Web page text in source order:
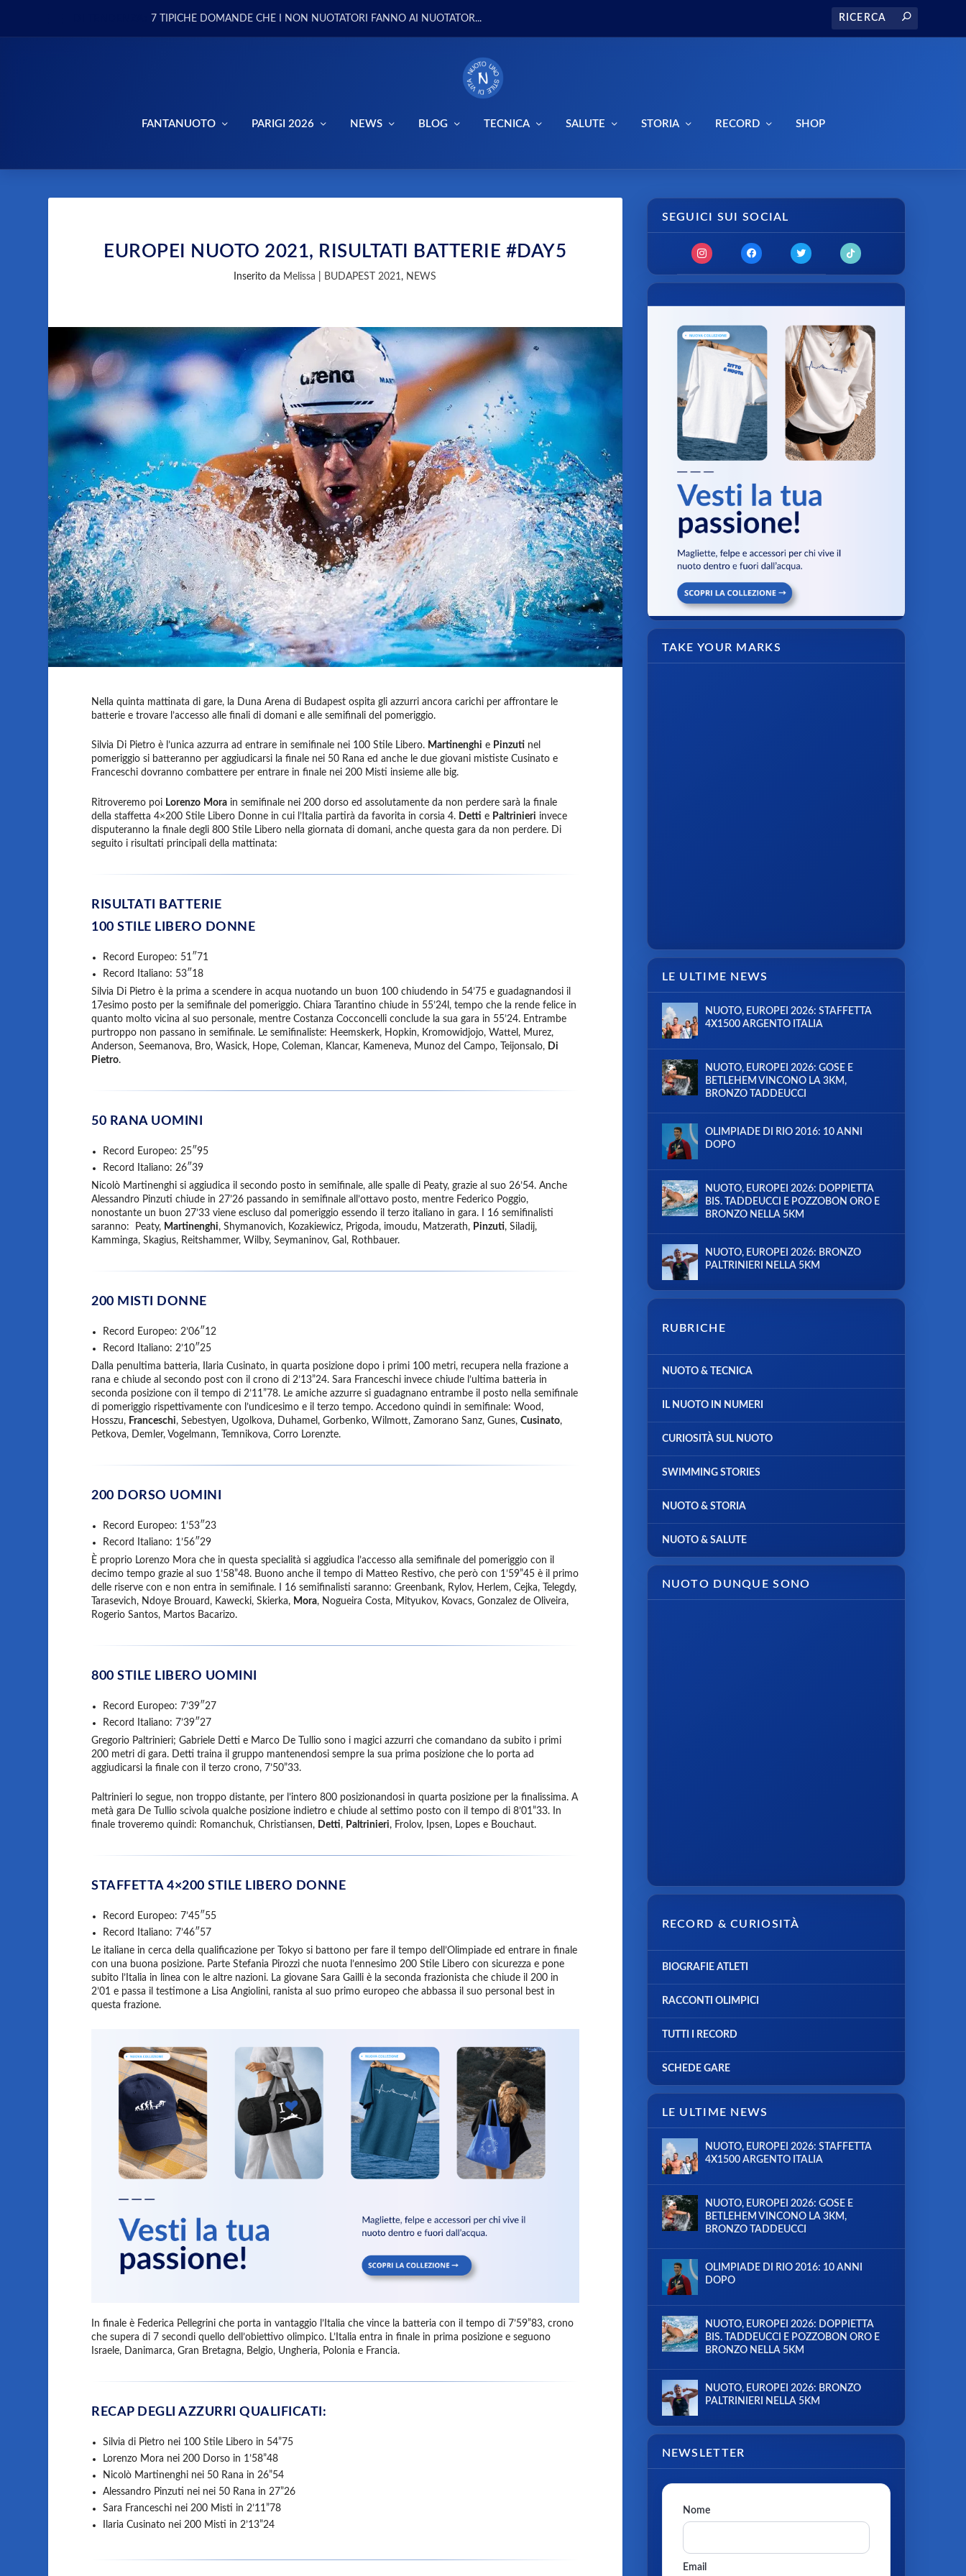
7 TIPICHE DOMANDE CHE I NON NUOTATORI FANNO AI NUOTATOR...
FANTANUOTO PARIGI 2026 NEWS BLOG TECNICA SALUTE STORIA RECORD SHOP
EUROPEI NUOTO 2021, RISULTATI BATTERIE #DAY5
Inserito da Melissa BUDAPEST 2021, NEWS
Nella quinta mattinata di gare, la Duna Arena di Budapest ospita gli azzurri ancora carichi per affrontare le
batterie e trovare l’accesso alle finali di domani e alle semifinali del pomeriggio.
Silvia Di Pietro è l’unica azzurra ad entrare in semifinale nei 100 Stile Libero. Martinenghi e Pinzuti nel
pomeriggio si batteranno per aggiudicarsi la finale nei 50 Rana ed anche le due giovani mististe Cusinato e
Franceschi dovranno combattere per entrare in finale nei 200 Misti insieme alle big.
Ritroveremo poi Lorenzo Mora in semifinale nei 200 dorso ed assolutamente da non perdere sarà la finale
della staffetta 4×200 Stile Libero Donne in cui l’Italia partirà da favorita in corsia 4. Detti e Paltrinieri invece
disputeranno la finale degli 800 Stile Libero nella giornata di domani, anche questa gara da non perdere. Di
seguito i risultati principali della mattinata:
RISULTATI BATTERIE
100 STILE LIBERO DONNE
Record Europeo: 51″71
Record Italiano: 53″18
Silvia Di Pietro è la prima a scendere in acqua nuotando un buon 100 chiudendo in 54’75 e guadagnandosi il
17esimo posto per la semifinale del pomeriggio. Chiara Tarantino chiude in 55’24l, tempo che la rende felice in
quanto molto vicina al suo personale, mentre Costanza Cocconcelli conclude la sua gara in 55’24. Entrambe
purtroppo non passano in semifinale. Le semifinaliste: Heemskerk, Hopkin, Kromowidjojo, Wattel, Murez,
Anderson, Seemanova, Bro, Wasick, Hope, Coleman, Klancar, Kameneva, Munoz del Campo, Teijonsalo, Di
Pietro.
50 RANA UOMINI
Record Europeo: 25″95
Record Italiano: 26″39
Nicolò Martinenghi si aggiudica il secondo posto in semifinale, alle spalle di Peaty, grazie al suo 26’54. Anche
Alessandro Pinzuti chiude in 27’26 passando in semifinale all’ottavo posto, mentre Federico Poggio,
nonostante un buon 27’33 viene escluso dal pomeriggio essendo il terzo italiano in gara. I 16 semifinalisti
saranno: Peaty, Martinenghi, Shymanovich, Kozakiewicz, Prigoda, imoudu, Matzerath, Pinzuti, Siladij,
Kamminga, Skagius, Reitshammer, Wilby, Seymaninov, Gal, Rothbauer.
200 MISTI DONNE
Record Europeo: 2’06″12
Record Italiano: 2’10″25
Dalla penultima batteria, Ilaria Cusinato, in quarta posizione dopo i primi 100 metri, recupera nella frazione a
rana e chiude al secondo post con il crono di 2’13”24. Sara Franceschi invece chiude l’ultima batteria in
seconda posizione con il tempo di 2’11”78. Le amiche azzurre si guadagnano entrambe il posto nella semifinale
di pomeriggio rispettivamente con l’undicesimo e il terzo tempo. Accedono quindi in semifinale: Wood,
Hosszu, Franceschi, Sebestyen, Ugolkova, Duhamel, Gorbenko, Wilmott, Zamorano Sanz, Gunes,Cusinato,
Petkova, Demler, Vogelmann, Temnikova, Corro Lorenzte.
200 DORSO UOMINI
Record Europeo: 1’53″23
Record Italiano: 1’56″29
È proprio Lorenzo Mora che in questa specialità si aggiudica l’accesso alla semifinale del pomeriggio con il
decimo tempo grazie al suo 1’58”48. Buono anche il tempo di Matteo Restivo, che però con 1’59”45 è il primo
delle riserve con e non entra in semifinale. I 16 semifinalisti saranno: Greenbank, Rylov, Herlem, Cejka, Telegdy,
Tarasevich, Ndoye Brouard, Kawecki, Skierka, Mora, Nogueira Costa, Mityukov, Kovacs, Gonzalez de Oliveira,
Rogerio Santos, Martos Bacarizo.
800 STILE LIBERO UOMINI
Record Europeo: 7’39″27
Record Italiano: 7’39″27
Gregorio Paltrinieri; Gabriele Detti e Marco De Tullio sono i magici azzurri che comandano da subito i primi
200 metri di gara. Detti traina il gruppo mantenendosi sempre la sua prima posizione che lo porta ad
aggiudicarsi la finale con il terzo crono, 7’50”33.
Paltrinieri lo segue, non troppo distante, per l’intero 800 posizionandosi in quarta posizione per la finalissima. A
metà gara De Tullio scivola qualche posizione indietro e chiude al settimo posto con il tempo di 8’01”33. In
finale troveremo quindi: Romanchuk, Christiansen, Detti, Paltrinieri, Frolov, Ipsen, Lopes e Bouchaut.
STAFFETTA 4×200 STILE LIBERO DONNE
Record Europeo: 7’45″55
Record Italiano: 7’46″57
Le italiane in cerca della qualificazione per Tokyo si battono per fare il tempo dell’Olimpiade ed entrare in finale
con una buona posizione. Parte Stefania Pirozzi che nuota l’ennesimo 200 Stile Libero con sicurezza e pone
subito l’Italia in linea con le altre nazioni. La giovane Sara Gailli è la seconda frazionista che chiude il 200 in
2’01 e passa il testimone a Lisa Angiolini, ranista al suo primo europeo che abbassa il suo personal best in
questa frazione.
In finale è Federica Pellegrini che porta in vantaggio l’Italia che vince la batteria con il tempo di 7’59”83, crono
che supera di 7 secondi quello dell’obiettivo olimpico. L’Italia entra in finale in prima posizione e seguono
Israele, Danimarca, Gran Bretagna, Belgio, Ungheria, Polonia e Francia.
RECAP DEGLI AZZURRI QUALIFICATI:
Silvia di Pietro nei 100 Stile Libero in 54”75
Lorenzo Mora nei 200 Dorso in 1’58”48
Nicolò Martinenghi nei 50 Rana in 26”54
Alessandro Pinzuti nei nei 50 Rana in 27”26
Sara Franceschi nei 200 Misti in 2’11”78
Ilaria Cusinato nei 200 Misti in 2’13”24
SEGUICI SUI SOCIAL
TAKE YOUR MARKS
LE ULTIME NEWS
NUOTO, EUROPEI 2026: STAFFETTA
4X1500 ARGENTO ITALIA
NUOTO, EUROPEI 2026: GOSE E
BETLEHEM VINCONO LA 3KM,
BRONZO TADDEUCCI
OLIMPIADE DI RIO 2016: 10 ANNI
DOPO
NUOTO, EUROPEI 2026: DOPPIETTA
BIS. TADDEUCCI E POZZOBON ORO E
BRONZO NELLA 5KM
NUOTO, EUROPEI 2026: BRONZO
PALTRINIERI NELLA 5KM
RUBRICHE
NUOTO & TECNICA
IL NUOTO IN NUMERI
CURIOSITÀ SUL NUOTO
SWIMMING STORIES
NUOTO & STORIA
NUOTO & SALUTE
NUOTO DUNQUE SONO
RECORD & CURIOSITÀ
BIOGRAFIE ATLETI
RACCONTI OLIMPICI
TUTTI I RECORD
SCHEDE GARE
LE ULTIME NEWS
NUOTO, EUROPEI 2026: STAFFETTA
4X1500 ARGENTO ITALIA
NUOTO, EUROPEI 2026: GOSE E
BETLEHEM VINCONO LA 3KM,
BRONZO TADDEUCCI
OLIMPIADE DI RIO 2016: 10 ANNI
DOPO
NUOTO, EUROPEI 2026: DOPPIETTA
BIS. TADDEUCCI E POZZOBON ORO E
BRONZO NELLA 5KM
NUOTO, EUROPEI 2026: BRONZO
PALTRINIERI NELLA 5KM
NEWSLETTER
Nome
Email